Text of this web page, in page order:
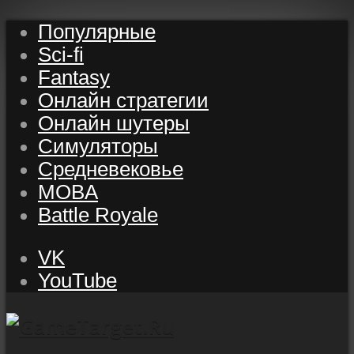
Популярные
Sci-fi
Fantasy
Онлайн стратегии
Онлайн шутеры
Симуляторы
Средневековье
MOBA
Battle Royale
VK
YouTube